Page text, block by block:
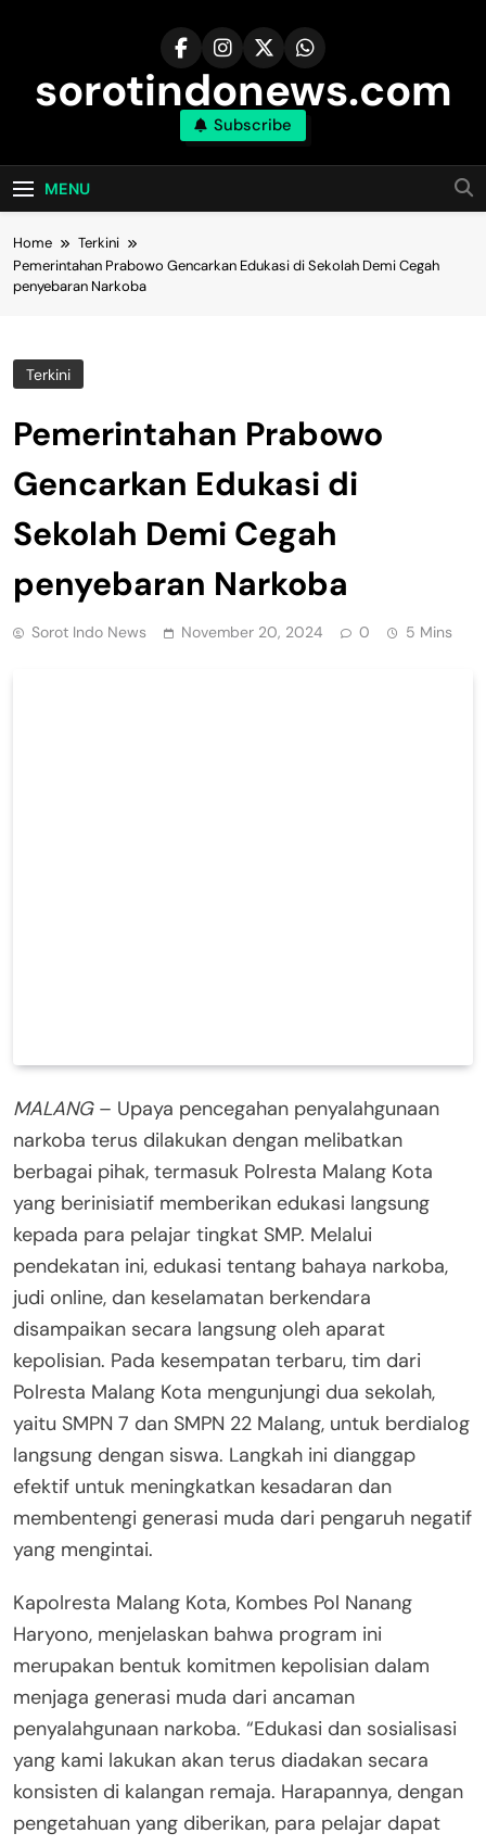
sorotindonews.com
Subscribe
MENU
Home
Terkini
Pemerintahan Prabowo Gencarkan Edukasi di Sekolah Demi Cegah
penyebaran Narkoba
Terkini
Pemerintahan Prabowo
Gencarkan Edukasi di
Sekolah Demi Cegah
penyebaran Narkoba
Sorot Indo News November 20, 2024 0 5 Mins
MALANG– Upaya pencegahan penyalahgunaan
narkoba terus dilakukan dengan melibatkan
berbagai pihak, termasuk Polresta Malang Kota
yang berinisiatif memberikan edukasi langsung
kepada para pelajar tingkat SMP. Melalui
pendekatan ini, edukasi tentang bahaya narkoba,
judi online, dan keselamatan berkendara
disampaikan secara langsung oleh aparat
kepolisian. Pada kesempatan terbaru, tim dari
Polresta Malang Kota mengunjungi dua sekolah,
yaitu SMPN 7 dan SMPN 22 Malang, untuk berdialog
langsung dengan siswa. Langkah ini dianggap
efektif untuk meningkatkan kesadaran dan
membentengi generasi muda dari pengaruh negatif
yang mengintai.
Kapolresta Malang Kota, Kombes Pol Nanang
Haryono, menjelaskan bahwa program ini
merupakan bentuk komitmen kepolisian dalam
menjaga generasi muda dari ancaman
penyalahgunaan narkoba. “Edukasi dan sosialisasi
yang kami lakukan akan terus diadakan secara
konsisten di kalangan remaja. Harapannya, dengan
pengetahuan yang diberikan, para pelajar dapat